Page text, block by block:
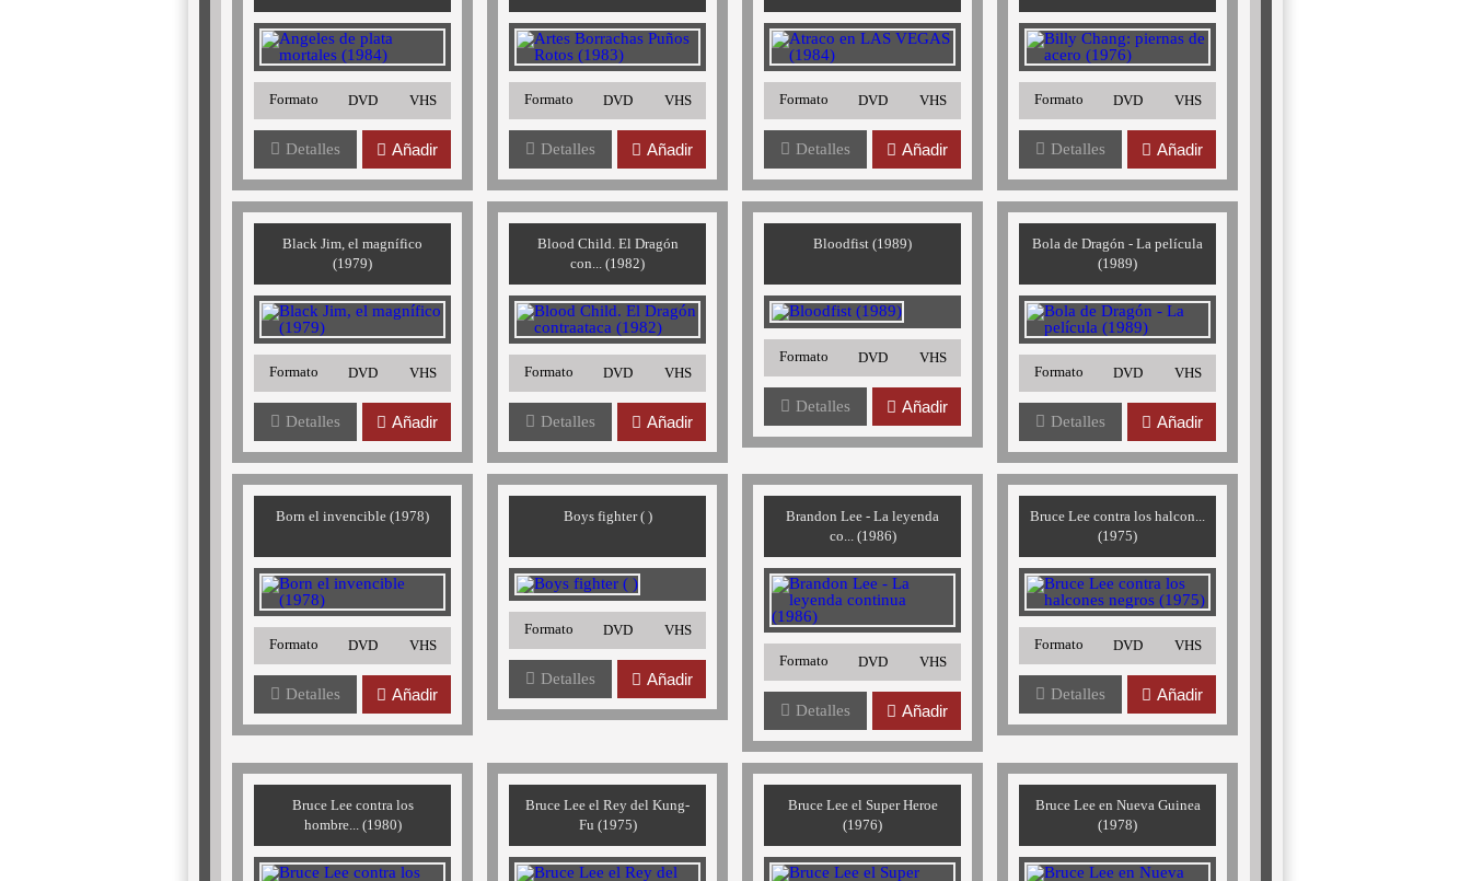
Formato DVD VHS
Detalles Añadir
Formato DVD VHS
Detalles Añadir
Formato DVD VHS
Detalles Añadir
Formato DVD VHS
Detalles Añadir
Black Jim, el magnífico
(1979)
Formato DVD VHS
Detalles Añadir
Blood Child. El Dragón
con... (1982)
Formato DVD VHS
Detalles Añadir
Bloodfist (1989)
Formato DVD VHS
Detalles Añadir
Bola de Dragón - La película
(1989)
Formato DVD VHS
Detalles Añadir
Born el invencible (1978)
Formato DVD VHS
Detalles Añadir
Boys fighter ( )
Formato DVD VHS
Detalles Añadir
Brandon Lee - La leyenda
co... (1986)
Formato DVD VHS
Detalles Añadir
Bruce Lee contra los halcon...
(1975)
Formato DVD VHS
Detalles Añadir
Bruce Lee contra los
hombre... (1980)
Bruce Lee el Rey del Kung-
Fu (1975)
Bruce Lee el Super Heroe
(1976)
Bruce Lee en Nueva Guinea
(1978)